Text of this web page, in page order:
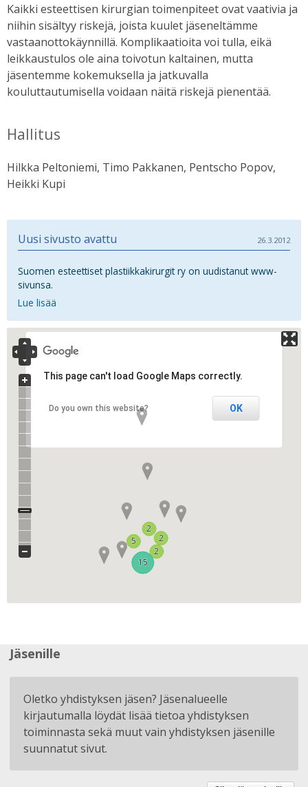
Kaikki esteettisen kirurgian toimenpiteet ovat vaativia ja
niihin sisältyy riskejä, joista kuulet jäseneltämme
vastaanottokäynnillä. Komplikaatioita voi tulla, eikä
leikkaustulos ole aina toivotun kaltainen, mutta
jäsentemme kokemuksella ja jatkuvalla
kouluttautumisella voidaan näitä riskejä pienentää.
Hallitus
Hilkka Peltoniemi, Timo Pakkanen, Pentscho Popov,
Heikki Kupi
Uusi sivusto avattu 26.3.2012
Suomen esteettiset plastiikkakirurgit ry on uudistanut www-
sivunsa.
Lue lisää
5
5
2
2
15
15
2
2
2
2
This page can't load Google Maps correctly.
Do you own this website? OK
Jäsenille
Oletko yhdistyksen jäsen? Jäsenalueelle
kirjautumalla löydät lisää tietoa yhdistyksen
toiminnasta sekä muut vain yhdistyksen jäsenille
suunnatut sivut.